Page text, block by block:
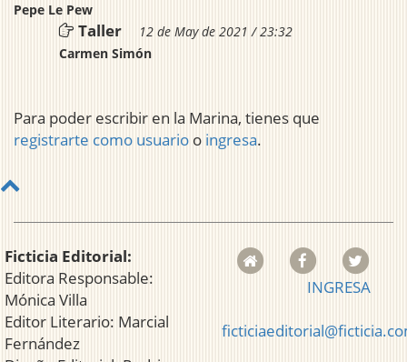
Pepe Le Pew
Taller
12 de May de 2021 / 23:32
Carmen Simón
Para poder escribir en la Marina, tienes que
registrarte como usuario o ingresa.
Ficticia Editorial:
Editora Responsable:
Mónica Villa
Editor Literario: Marcial
Fernández
INGRESA